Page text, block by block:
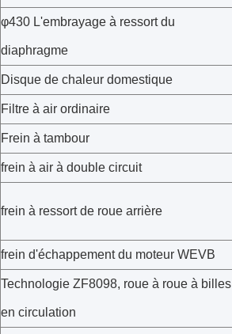
φ430 L'embrayage à ressort du
diaphragme
Disque de chaleur domestique
Filtre à air ordinaire
Frein à tambour
frein à air à double circuit
frein à ressort de roue arrière
frein d'échappement du moteur WEVB
Technologie ZF8098, roue à roue à billes
en circulation